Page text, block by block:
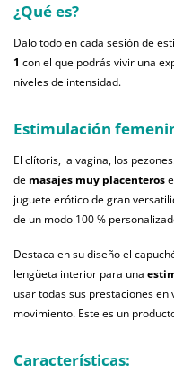
¿Qué es?
Dalo todo en cada sesión de
1 con el que podrás vivir una
niveles de intensidad.
Estimulación
El clítoris, la vagina, los
de masajes muy placenteros
juguete erótico de gran
de un modo 100 %
Destaca en su diseño el
lengüeta interior para una
usar todas sus prestaciones
movimiento. Este es un
Características: